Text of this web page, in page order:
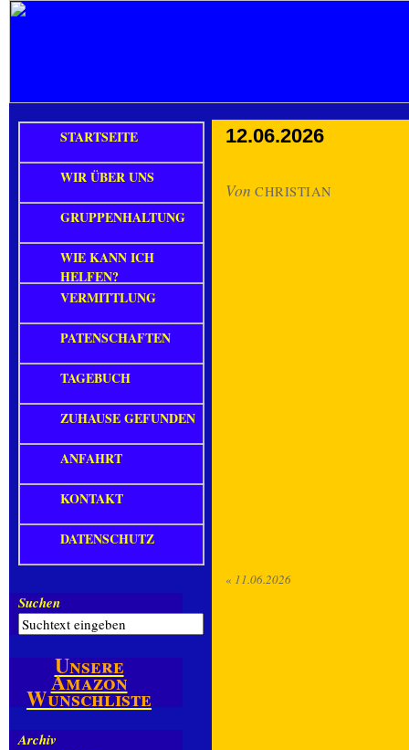
12.06.2026
Von CHRISTIAN
« 11.06.2026
STARTSEITE
WIR ÜBER UNS
GRUPPENHALTUNG
WIE KANN ICH
HELFEN?
VERMITTLUNG
PATENSCHAFTEN
TAGEBUCH
ZUHAUSE GEFUNDEN
ANFAHRT
KONTAKT
DATENSCHUTZ
Suchen
Unsere
Amazon
Wunschliste
Archiv